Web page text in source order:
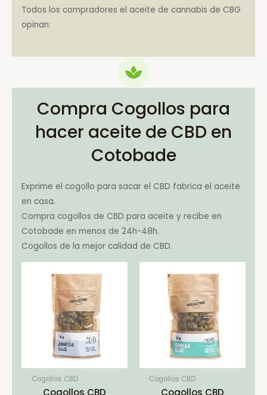
Todos los compradores el aceite de cannabis de CBG
opinan:
Compra Cogollos para
hacer aceite de CBD en
Cotobade
Exprime el cogollo para sacar el CBD fabrica el aceite
en casa.
Compra cogollos de CBD para aceite y recibe en
Cotobade en menos de 24h-48h.
Cogollos de la mejor calidad de CBD.
Cogollos CBD Cogollos CBD